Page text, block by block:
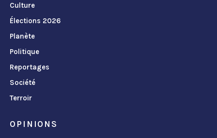
Culture
Élections 2026
Planète
Politique
Reportages
Société
Terroir
OPINIONS